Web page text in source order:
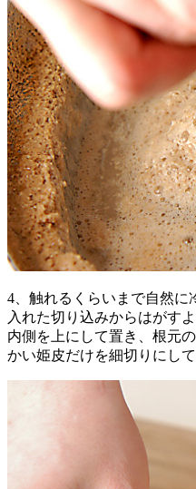
4、触れるくらいまで自然に
入れた切り込みからはがす
内側を上にして置き、根元
かい姫皮だけを細切りにして